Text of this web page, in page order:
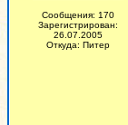
Сообщения: 170
Зарегистрирован:
26.07.2005
Откуда: Питер